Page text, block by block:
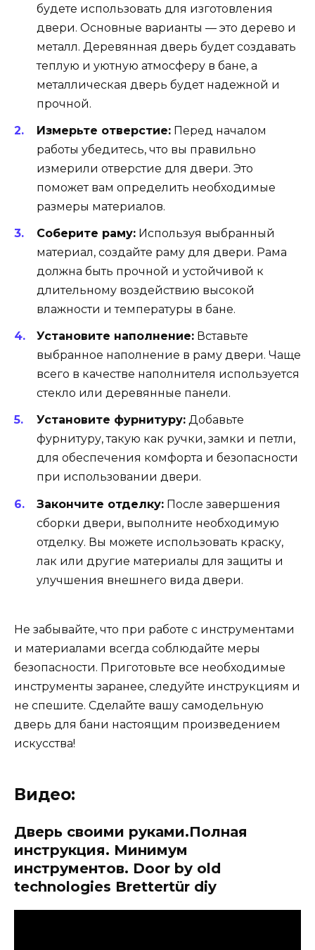
будете использовать для изготовления
двери. Основные варианты — это дерево и
металл. Деревянная дверь будет создавать
теплую и уютную атмосферу в бане, а
металлическая дверь будет надежной и
прочной.
Измерьте отверстие: Перед началом
работы убедитесь, что вы правильно
измерили отверстие для двери. Это
поможет вам определить необходимые
размеры материалов.
Соберите раму: Используя выбранный
материал, создайте раму для двери. Рама
должна быть прочной и устойчивой к
длительному воздействию высокой
влажности и температуры в бане.
Установите наполнение: Вставьте
выбранное наполнение в раму двери. Чаще
всего в качестве наполнителя используется
стекло или деревянные панели.
Установите фурнитуру: Добавьте
фурнитуру, такую как ручки, замки и петли,
для обеспечения комфорта и безопасности
при использовании двери.
Закончите отделку: После завершения
сборки двери, выполните необходимую
отделку. Вы можете использовать краску,
лак или другие материалы для защиты и
улучшения внешнего вида двери.
Не забывайте, что при работе с инструментами
и материалами всегда соблюдайте меры
безопасности. Приготовьте все необходимые
инструменты заранее, следуйте инструкциям и
не спешите. Сделайте вашу самодельную
дверь для бани настоящим произведением
искусства!
Видео:
Дверь своими руками.Полная
инструкция. Минимум
инструментов. Door by old
technologies Brettertür diy